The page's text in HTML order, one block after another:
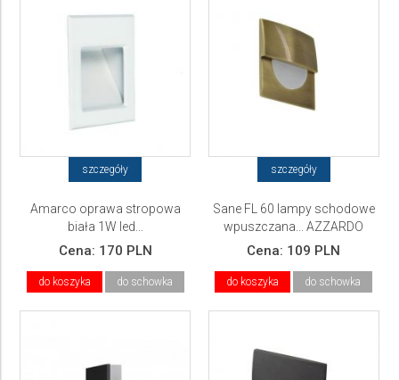
szczegóły
Amarco oprawa stropowa
biała 1W led...
Cena: 170 PLN
do koszyka do schowka
szczegóły
Sane FL 60 lampy schodowe
wpuszczana... AZZARDO
Cena: 109 PLN
do koszyka do schowka